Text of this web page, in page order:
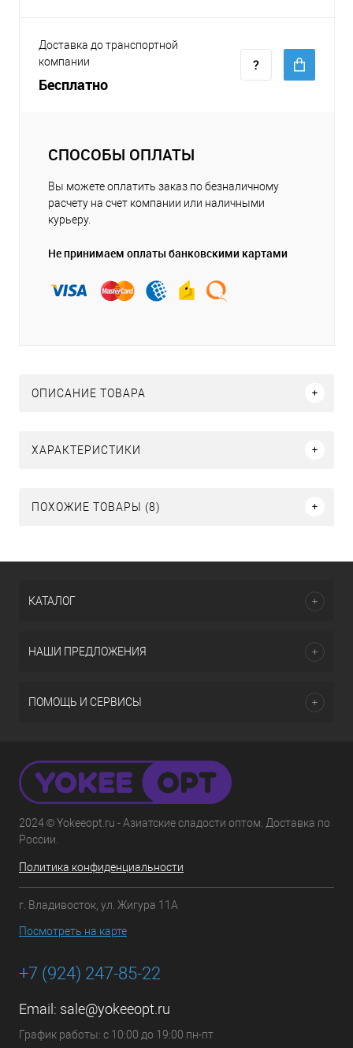
Доставка до транспортной
компании
Бесплатно
СПОСОБЫ ОПЛАТЫ
Вы можете оплатить заказ по безналичному
расчету на счет компании или наличными
курьеру.
Не принимаем оплаты банковскими картами
ОПИСАНИЕ ТОВАРА
ХАРАКТЕРИСТИКИ
ПОХОЖИЕ ТОВАРЫ (8)
КАТАЛОГ
НАШИ ПРЕДЛОЖЕНИЯ
ПОМОЩЬ И СЕРВИСЫ
2024 © Yokeeopt.ru - Азиатские сладости оптом. Доставка по
России.
Политика конфиденциальности
г. Владивосток, ул. Жигура 11А
Посмотреть на карте
+7 (924) 247-85-22
Email: sale@yokeeopt.ru
График работы: с 10:00 до 19:00 пн-пт